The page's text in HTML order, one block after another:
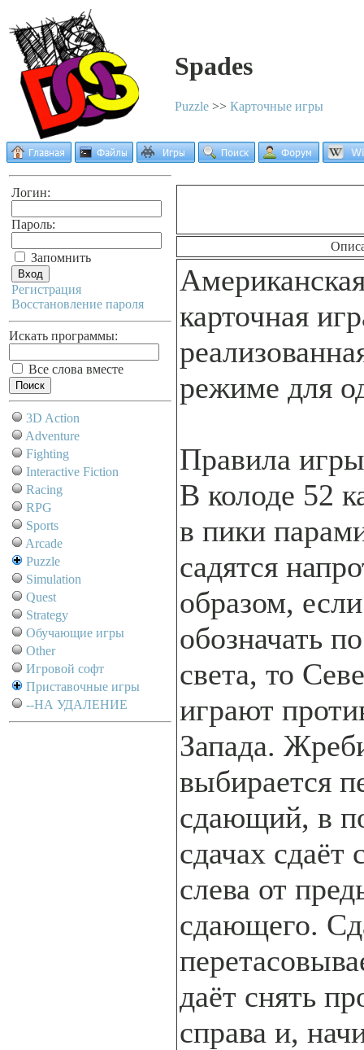
Spades
Puzzle >> Карточные игры
Логин:
Пароль:
Запомнить
Регистрация
Восстановление пароля
Искать программы:
Все слова вместе
3D Action
Adventure
Fighting
Interactive Fiction
Racing
RPG
Sports
Arcade
Puzzle
Simulation
Quest
Strategy
Обучающие игры
Other
Игровой софт
Приставочные игры
--НА УДАЛЕНИЕ
карточная
режиме для
Правила
В колоде 52
в пики
садятся
образом,
обозначать
света, то
играют
Запада.
выбирается
сдающий, в
сдачах сдаёт
слева от
сдающего.
даёт снять
справа и,